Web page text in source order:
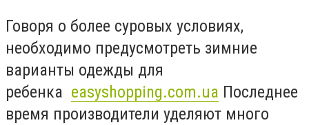
Говоря о более суровых условиях,
необходимо предусмотреть зимние
варианты одежды для
ребенка easyshopping.com.ua Последнее
время производители уделяют много